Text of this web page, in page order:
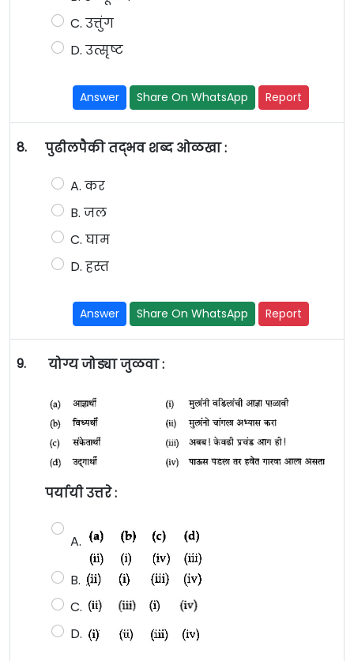
C. उत्तुंग
D. उत्सृष्ट
Answer Share On WhatsApp Report
8. पुढीलपैकी तद्भव शब्द ओळखा :
A. कर
B. जल
C. घाम
D. हस्त
Answer Share On WhatsApp Report
9. योग्य जोड्या जुळवा :
पर्यायी उत्तरे :
A.
B.
C.
D.